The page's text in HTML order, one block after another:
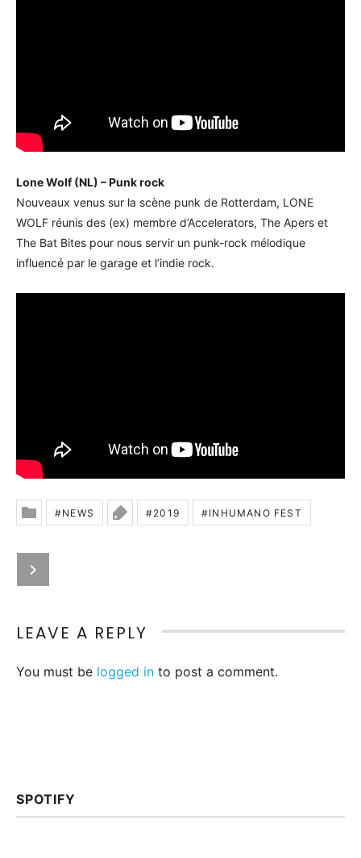
Lone Wolf (NL) – Punk rock
Nouveaux venus sur la scène punk de Rotterdam, LONE
WOLF réunis des (ex) membre d’Accelerators, The Apers et
The Bat Bites pour nous servir un punk-rock mélodique
influencé par le garage et l’indie rock.
NEWS 2019 INHUMANO FEST
Post navigation
Next: DRAWBACKS – “Basics”:
LEAVE A REPLY
You must be logged in to post a comment.
SPOTIFY